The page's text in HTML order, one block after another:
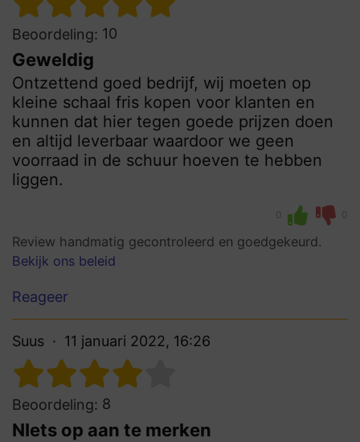
Beoordeling: 10
Geweldig
Ontzettend goed bedrijf, wij moeten op
kleine schaal fris kopen voor klanten en
kunnen dat hier tegen goede prijzen doen
en altijd leverbaar waardoor we geen
voorraad in de schuur hoeven te hebben
liggen.
0 0
Review handmatig gecontroleerd en goedgekeurd.
Bekijk ons beleid
Reageer
Suus 11 januari 2022, 16:26
Beoordeling: 8
NIets op aan te merken